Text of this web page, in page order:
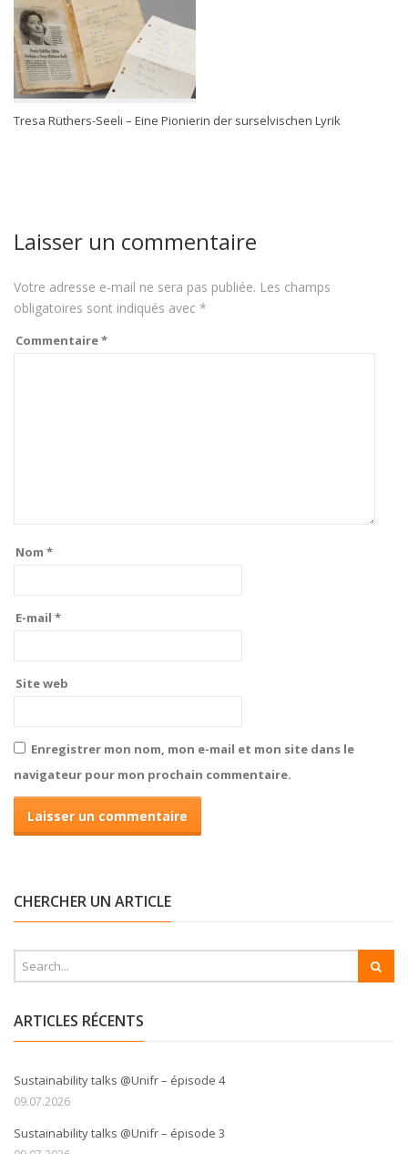
Tresa Rüthers-Seeli – Eine Pionierin der surselvischen Lyrik
Laisser un commentaire
Votre adresse e-mail ne sera pas publiée. Les champs
obligatoires sont indiqués avec *
Commentaire*
Nom *
E-mail *
Site web
Enregistrer mon nom, mon e-mail et mon site dans le
navigateur pour mon prochain commentaire.
CHERCHER UN ARTICLE
ARTICLES RÉCENTS
Sustainability talks @Unifr – épisode 4
09.07.2026
Sustainability talks @Unifr – épisode 3